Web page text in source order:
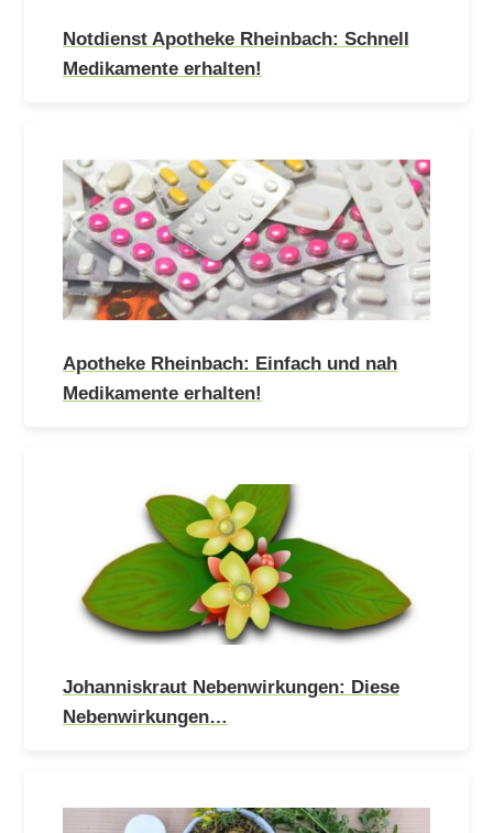
Notdienst Apotheke Rheinbach: Schnell
Medikamente erhalten!
Apotheke Rheinbach: Einfach und nah
Medikamente erhalten!
Johanniskraut Nebenwirkungen: Diese
Nebenwirkungen…